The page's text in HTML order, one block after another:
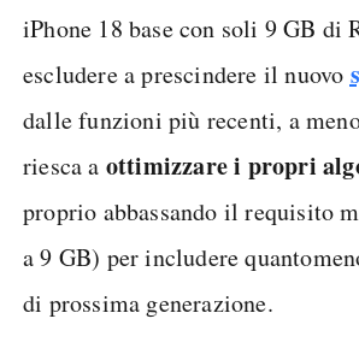
iPhone 18 base con soli 9 GB di
escludere a prescindere il nuovo
dalle funzioni più recenti, a
riesca a ottimizzare i propri
proprio abbassando il requisito
a 9 GB) per includere
di prossima generazione.